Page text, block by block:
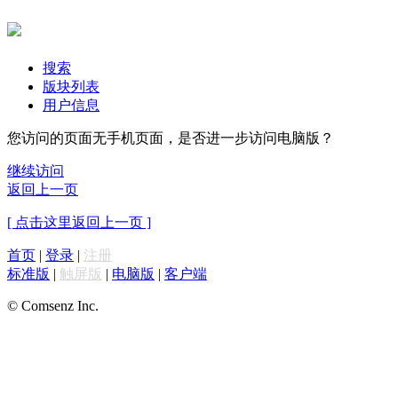
搜索
版块列表
用户信息
您访问的页面无手机页面，是否进一步访问电脑版？
继续访问
返回上一页
[ 点击这里返回上一页 ]
首页 | 登录 | 注册
标准版 | 触屏版 | 电脑版 | 客户端
© Comsenz Inc.